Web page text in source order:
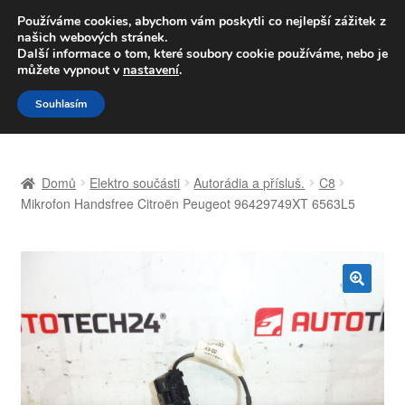
DOPRAVA od 139,-Kč
Volejte po-pá 9-16 704 494 494
Přeskočit
na
navigaci
Přejít
k
obsahu
Celosvětová doprava
Kontakt
Košík
Můj účet
Domů Elektro součásti Autorádia a přísluš.
C8
Mikrofon Handsfree Citroën Peugeot 96429749XT 6563L5
Používáme cookies, abychom vám poskytli co nejlepší zážitek z
našich webových stránek.
Další informace o tom, které soubory cookie používáme, nebo je
můžete vypnout v nastavení.
Souhlasím